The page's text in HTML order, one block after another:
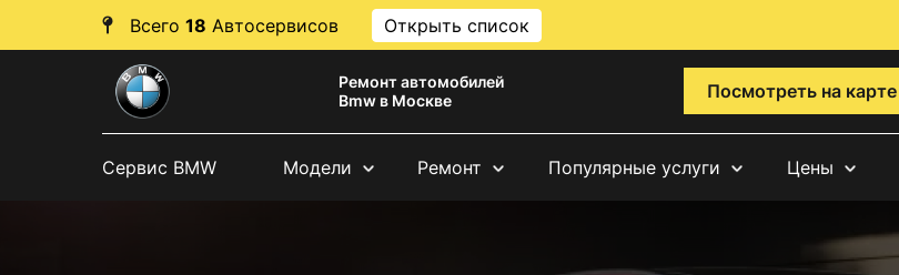
Всего 18 Автосервисов Открыть список
Ремонт автомобилей
Bmw в Москве
Посмотреть на карте
Сервис BMW Модели Ремонт Популярные услуги Цены